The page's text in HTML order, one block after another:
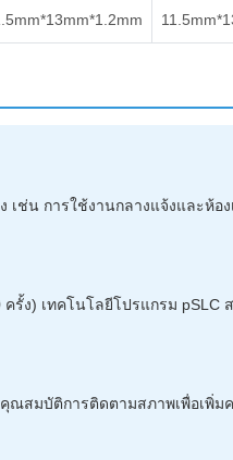
ช่น การใช้งานกลางแจ้งและห้อง
รั้ง) เทคโนโลยีโปรแกรม pSLC
ณสมบัติการติดตามสภาพเพื่อเพิ่ม